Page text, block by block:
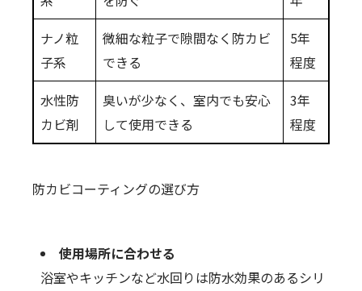
ナノ粒
子系
微細な粒子で隙間なく防カビ
できる
5年
程度
水性防
カビ剤
臭いが少なく、室内でも安心
して使用できる
3年
程度
防カビコーティングの選び方
使用場所に合わせる
浴室やキッチンなど水回りは防水効果のあるシリ